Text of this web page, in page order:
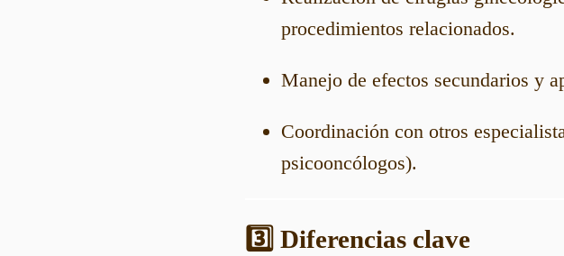
procedimientos relacionados.
Manejo de efectos secundarios y
Coordinación con otros
psicooncólogos).
3️⃣ Diferencias clave